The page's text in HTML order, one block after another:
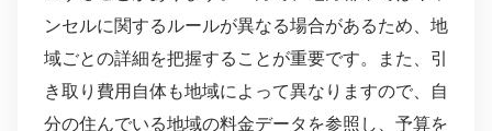
ンセルに関するルールが異なる場合があるため、地
域ごとの詳細を把握することが重要です。また、引
き取り費用自体も地域によって異なりますので、自
分の住んでいる地域の料金データを参照し、予算を